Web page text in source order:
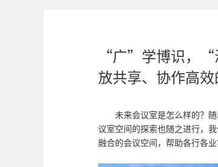
“广”学博识，“
放共享、协作高效
未来会议室是怎么样的？
议室空间的探索也随之进行，
融合的会议空间，帮助各行各